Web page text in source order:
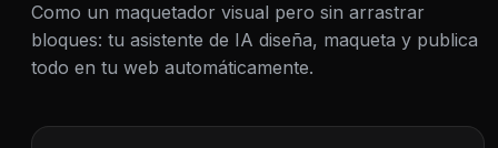
Como un maquetador visual pero sin arrastrar
bloques: tu asistente de IA diseña, maqueta y publica
todo en tu web automáticamente.